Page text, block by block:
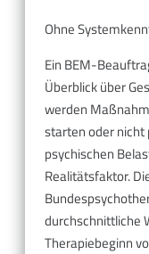
Ohne
Ein BEM-
Überblick über
werden
starten oder nicht
psychischen
Realitätsfaktor.
durchschnittliche
Therapiebeginn